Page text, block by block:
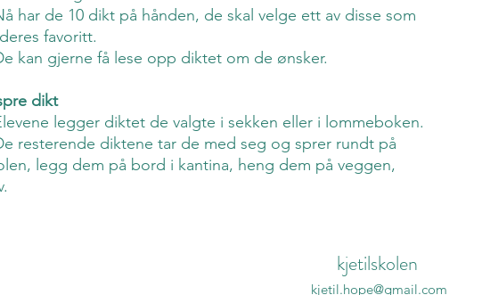
har de 10 dikt på hånden, de skal velge ett av disse som
favoritt.
kan gjerne få lese opp diktet om de ønsker.
dikt
legger diktet de valgte i sekken eller i lommeboken.
resterende diktene tar de med seg og sprer rundt på
legg dem på bord i kantina, heng dem på veggen,
kjetilskolen
kjetil.hope@gmail.com